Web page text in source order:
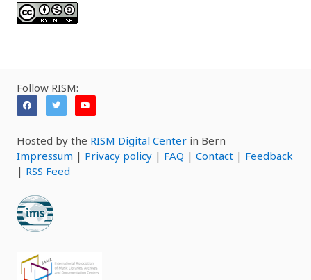
Follow RISM:
Hosted by the RISM Digital Center in Bern
Impressum | Privacy policy | FAQ | Contact | Feedback
| RSS Feed